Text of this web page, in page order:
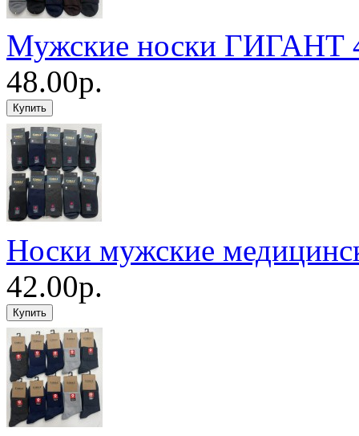
Мужские носки ГИГАНТ
48.00р.
Носки мужские
42.00р.